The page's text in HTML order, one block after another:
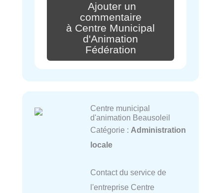
Ajouter un
commentaire
à Centre Municipal
d'Animation
Fédération
Centre municipal
d'animation Beausoleil
Catégorie : Administration
locale
Contact du service de
l'entreprise Centre